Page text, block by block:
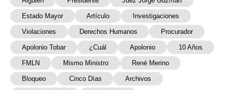
Estado Mayor Artículo Investigaciones
Violaciones Derechos Humanos Procurador
Apolonio Tobar ¿Cuál Apolonio 10 Años
FMLN Mismo Ministro René Merino
Bloqueo Cinco Días Archivos